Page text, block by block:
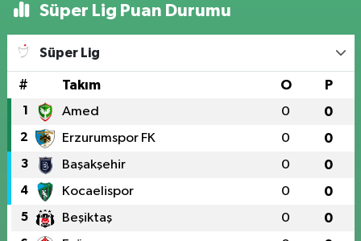
Süper Lig Puan Durumu
Süper Lig
# Takım O P
1 Amed 0 0
2 Erzurumspor FK 0 0
3 Başakşehir 0 0
4 Kocaelispor 0 0
5 Beşiktaş 0 0